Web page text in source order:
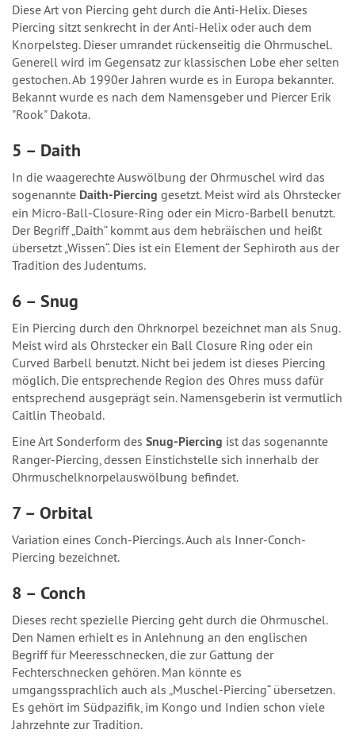
Diese Art von Piercing geht durch die Anti-Helix. Dieses
Piercing sitzt senkrecht in der Anti-Helix oder auch dem
Knorpelsteg. Dieser umrandet rückenseitig die Ohrmuschel.
Generell wird im Gegensatz zur klassischen Lobe eher selten
gestochen. Ab 1990er Jahren wurde es in Europa bekannter.
Bekannt wurde es nach dem Namensgeber und Piercer Erik
"Rook" Dakota.
5 – Daith
In die waagerechte Auswölbung der Ohrmuschel wird das
sogenannte Daith-Piercing gesetzt. Meist wird als Ohrstecker
ein Micro-Ball-Closure-Ring oder ein Micro-Barbell benutzt.
Der Begriff „Daith“ kommt aus dem hebräischen und heißt
übersetzt „Wissen“. Dies ist ein Element der Sephiroth aus der
Tradition des Judentums.
6 – Snug
Ein Piercing durch den Ohrknorpel bezeichnet man als Snug.
Meist wird als Ohrstecker ein Ball Closure Ring oder ein
Curved Barbell benutzt. Nicht bei jedem ist dieses Piercing
möglich. Die entsprechende Region des Ohres muss dafür
entsprechend ausgeprägt sein. Namensgeberin ist vermutlich
Caitlin Theobald.
Eine Art Sonderform des Snug-Piercing ist das sogenannte
Ranger-Piercing, dessen Einstichstelle sich innerhalb der
Ohrmuschelknorpelauswölbung befindet.
7 – Orbital
Variation eines Conch-Piercings. Auch als Inner-Conch-
Piercing bezeichnet.
8 – Conch
Dieses recht spezielle Piercing geht durch die Ohrmuschel.
Den Namen erhielt es in Anlehnung an den englischen
Begriff für Meeresschnecken, die zur Gattung der
Fechterschnecken gehören. Man könnte es
umgangssprachlich auch als „Muschel-Piercing“ übersetzen.
Es gehört im Südpazifik, im Kongo und Indien schon viele
Jahrzehnte zur Tradition.